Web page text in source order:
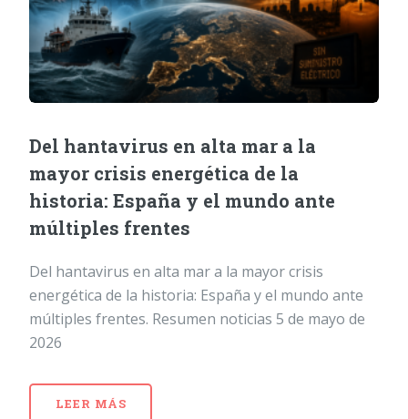
Del hantavirus en alta mar a la
mayor crisis energética de la
historia: España y el mundo ante
múltiples frentes
Del hantavirus en alta mar a la mayor crisis
energética de la historia: España y el mundo ante
múltiples frentes. Resumen noticias 5 de mayo de
2026
LEER MÁS